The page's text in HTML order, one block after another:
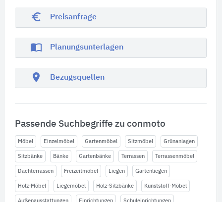
euro_symbol Preisanfrage
import_contacts Planungsunterlagen
location_on Bezugsquellen
Passende Suchbegriffe zu conmoto
Möbel Einzelmöbel Gartenmöbel Sitzmöbel Grünanlagen
Sitzbänke Bänke Gartenbänke Terrassen Terrassenmöbel
Dachterrassen Freizeitmöbel Liegen Gartenliegen
Holz-Möbel Liegemöbel Holz-Sitzbänke Kunststoff-Möbel
Außenausstattungen Einrichtungen Schuleinrichtungen